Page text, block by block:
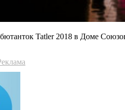
Tatler 2018 в Доме